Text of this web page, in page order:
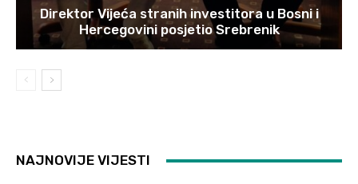
Direktor Vijeća stranih investitora u Bosni i
Hercegovini posjetio Srebrenik
NAJNOVIJE VIJESTI